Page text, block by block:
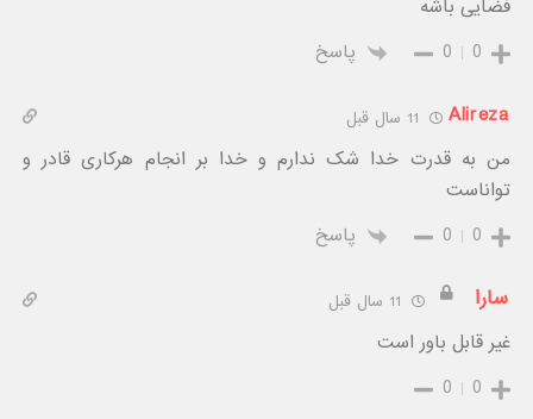
فضایی باشه
0
0 پاسخ
Alireza
من به قدرت خدا شک ندارم و خدا بر انجام هرکاری قادر و
تواناست
0
0 پاسخ
سارا
غیر قابل باور است
0
0